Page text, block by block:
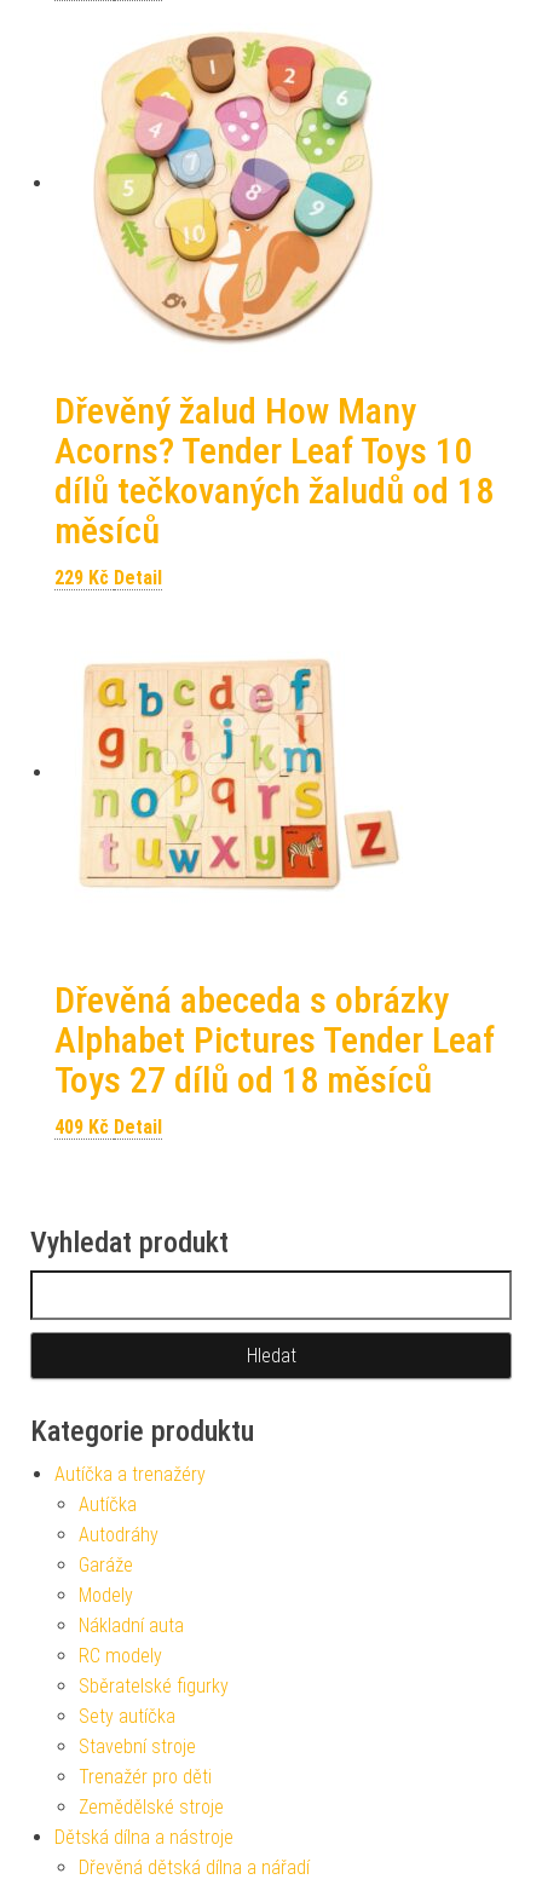
Dřevěný žalud How Many
Acorns? Tender Leaf Toys 10
dílů tečkovaných žaludů od 18
měsíců
229 Kč Detail
Dřevěná abeceda s obrázky
Alphabet Pictures Tender Leaf
Toys 27 dílů od 18 měsíců
409 Kč Detail
Vyhledat produkt
Kategorie produktu
Autíčka a trenažéry
Autíčka
Autodráhy
Garáže
Modely
Nákladní auta
RC modely
Sběratelské figurky
Sety autíčka
Stavební stroje
Trenažér pro děti
Zemědělské stroje
Dětská dílna a nástroje
Dřevěná dětská dílna a nářadí